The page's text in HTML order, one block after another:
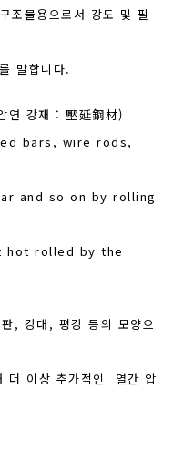
조물용으로서 강도 및 필
말합니다.
강재 : 壓延鋼材)
bars, wire rods,
and so on by rolling
hot rolled by the
, 강대, 평강 등의 모양으
더 이상 추가적인 열간 압